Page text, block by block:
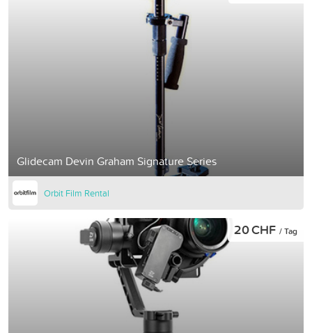
Glidecam Devin Graham Signature Series
Orbit Film Rental
20 CHF / Tag